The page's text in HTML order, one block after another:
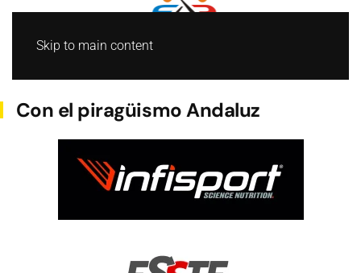
Skip to main content
BARCO DRAGON
Con el piragüismo Andaluz